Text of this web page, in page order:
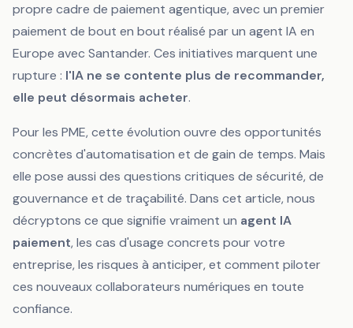
propre cadre de paiement agentique, avec un premier
paiement de bout en bout réalisé par un agent IA en
Europe avec Santander. Ces initiatives marquent une
rupture : l'IA ne se contente plus de recommander,
elle peut désormais acheter.
Pour les PME, cette évolution ouvre des opportunités
concrètes d'automatisation et de gain de temps. Mais
elle pose aussi des questions critiques de sécurité, de
gouvernance et de traçabilité. Dans cet article, nous
décryptons ce que signifie vraiment un agent IA
paiement, les cas d'usage concrets pour votre
entreprise, les risques à anticiper, et comment piloter
ces nouveaux collaborateurs numériques en toute
confiance.